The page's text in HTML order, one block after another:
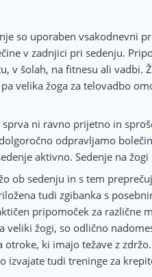
so uporaben vsakodnevni
v zadnjici pri sedenju.
v šolah, na fitnesu ali vadbi.
velika žoga za telovadbo
sprva ni ravno prijetno in
odpravljamo
aktivno. Sedenje na
ob sedenju in s tem
tudi zgibanka s
pripomoček za
veliki žogi, so odlično
otroke, ki imajo težave z
izvajate tudi treninge za